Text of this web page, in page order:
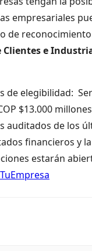
empresariales
de
Clientes e
de elegibilidad:
$13.000 millones
auditados de los
financieros y la
estarán